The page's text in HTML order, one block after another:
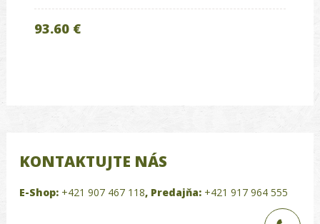
93.60 €
KONTAKTUJTE NÁS
E-Shop: +421 907 467 118, Predajňa: +421 917 964 555